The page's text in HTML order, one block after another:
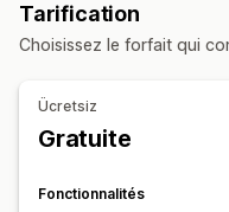
Gestion des expéditions
Page de suivi à l’image
Notifications par e-mail
Page de suivi
Synchronisation
Tarification
Choisissez le forfait qui
Ücretsiz
Gratuite
Fonctionnalités